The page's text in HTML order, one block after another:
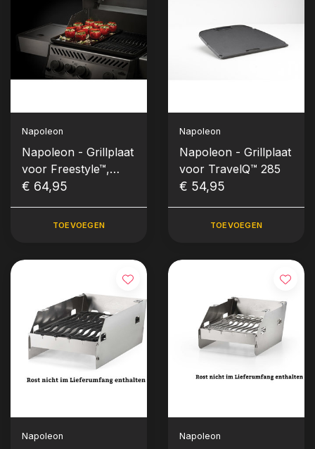
Napoleon
Napoleon - Grillplaat
voor Freestyle™,
Rogue® en
€ 64,95
TOEVOEGEN
Napoleon
Napoleon - Grillplaat
voor TravelQ™ 285
€ 54,95
TOEVOEGEN
Napoleon Napoleon